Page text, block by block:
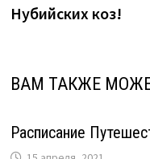
Нубийских коз!
ВАМ ТАКЖЕ
Расписание